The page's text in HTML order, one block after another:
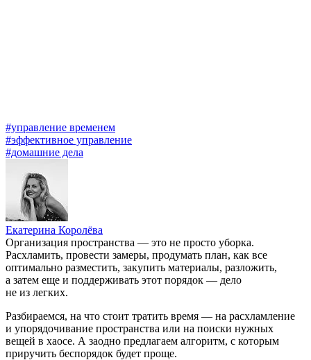
#управление временем
#эффективное управление
#домашние дела
Екатерина Королёва
Организация пространства — это не просто уборка.
Расхламить, провести замеры, продумать план, как все
оптимально разместить, закупить материалы, разложить,
а затем еще и поддерживать этот порядок — дело
не из легких.
Разбираемся, на что стоит тратить время — на расхламление
и упорядочивание пространства или на поиски нужных
вещей в хаосе. А заодно предлагаем алгоритм, с которым
приручить беспорядок будет проще.